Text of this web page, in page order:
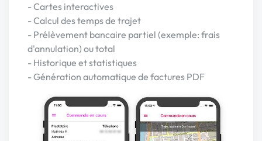
- Cartes interactives
- Calcul des temps de trajet
- Prélèvement bancaire partiel (exemple: frais
d'annulation) ou total
- Historique et statistiques
- Génération automatique de factures PDF